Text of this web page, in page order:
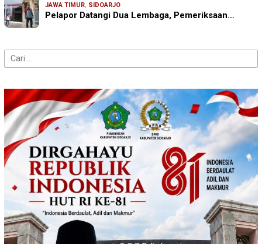
JAWA TIMUR, SIDOARJO
Pelapor Datangi Dua Lembaga, Pemeriksaan…
Cari
untuk: